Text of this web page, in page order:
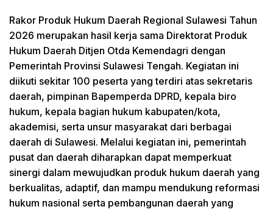
Rakor Produk Hukum Daerah Regional Sulawesi Tahun
2026 merupakan hasil kerja sama Direktorat Produk
Hukum Daerah Ditjen Otda Kemendagri dengan
Pemerintah Provinsi Sulawesi Tengah. Kegiatan ini
diikuti sekitar 100 peserta yang terdiri atas sekretaris
daerah, pimpinan Bapemperda DPRD, kepala biro
hukum, kepala bagian hukum kabupaten/kota,
akademisi, serta unsur masyarakat dari berbagai
daerah di Sulawesi. Melalui kegiatan ini, pemerintah
pusat dan daerah diharapkan dapat memperkuat
sinergi dalam mewujudkan produk hukum daerah yang
berkualitas, adaptif, dan mampu mendukung reformasi
hukum nasional serta pembangunan daerah yang